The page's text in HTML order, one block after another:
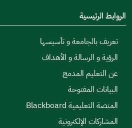
الروابط الرئيسية
تعريف بالجامعة و تأسيسها
الرؤية و الرسالة و الأهداف
عن التعليم المدمج
البيانات المفتوحة
المنصة التعليمية Blackboard
المشاركات الإلكترونية